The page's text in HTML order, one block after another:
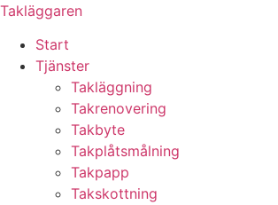
Skip
content
Takläggaren
Start
Tjänster
Takläggning
Takrenovering
Takbyte
Takplåtsmålning
Takpapp
Takskottning